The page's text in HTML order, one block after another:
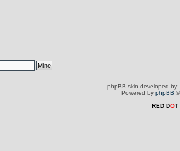
phpBB skin developed by:
Powered by phpBB
RED DOT